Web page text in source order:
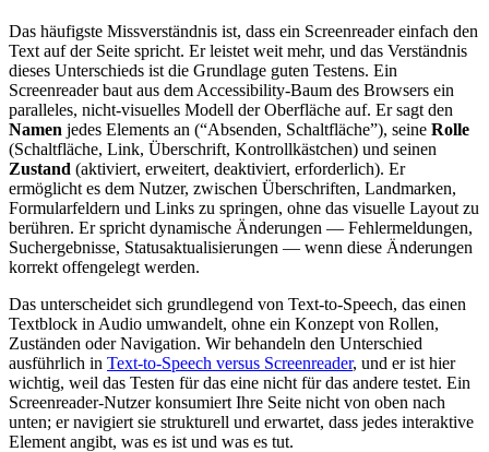
Das häufigste Missverständnis ist, dass ein Screenreader einfach den
Text auf der Seite spricht. Er leistet weit mehr, und das Verständnis
dieses Unterschieds ist die Grundlage guten Testens. Ein
Screenreader baut aus dem Accessibility-Baum des Browsers ein
paralleles, nicht-visuelles Modell der Oberfläche auf. Er sagt den
Namen jedes Elements an (“Absenden, Schaltfläche”), seine Rolle
(Schaltfläche, Link, Überschrift, Kontrollkästchen) und seinen
Zustand (aktiviert, erweitert, deaktiviert, erforderlich). Er
ermöglicht es dem Nutzer, zwischen Überschriften, Landmarken,
Formularfeldern und Links zu springen, ohne das visuelle Layout zu
berühren. Er spricht dynamische Änderungen — Fehlermeldungen,
Suchergebnisse, Statusaktualisierungen — wenn diese Änderungen
korrekt offengelegt werden.
Das unterscheidet sich grundlegend von Text-to-Speech, das einen
Textblock in Audio umwandelt, ohne ein Konzept von Rollen,
Zuständen oder Navigation. Wir behandeln den Unterschied
ausführlich in Text-to-Speech versus Screenreader, und er ist hier
wichtig, weil das Testen für das eine nicht für das andere testet. Ein
Screenreader-Nutzer konsumiert Ihre Seite nicht von oben nach
unten; er navigiert sie strukturell und erwartet, dass jedes interaktive
Element angibt, was es ist und was es tut.